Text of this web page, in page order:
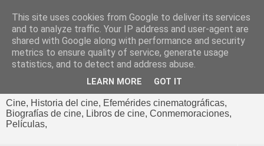
El cultural
cinematográfico de Jorge
Cine, Historia del cine, Efemérides cinematográficas,
Biografías de cine, Libros de cine, Conmemoraciones,
Películas,
This site uses cookies from Google to deliver its services
and to analyze traffic. Your IP address and user-agent are
shared with Google along with performance and security
metrics to ensure quality of service, generate usage
statistics, and to detect and address abuse.
LEARN MORE GOT IT